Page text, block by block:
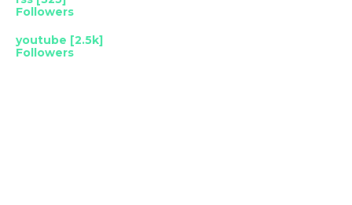
Followers
youtube [2.5k]
Followers